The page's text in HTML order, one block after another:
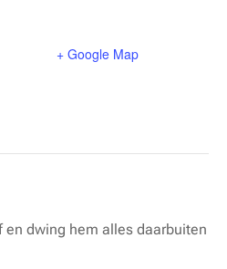
+ Google Map
dwing hem alles daarbuiten